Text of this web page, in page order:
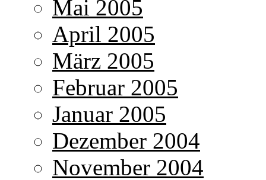
Mai 2005
April 2005
März 2005
Februar 2005
Januar 2005
Dezember 2004
November 2004